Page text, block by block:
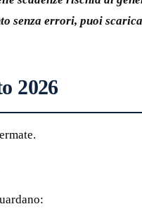
senza errori, puoi
2026